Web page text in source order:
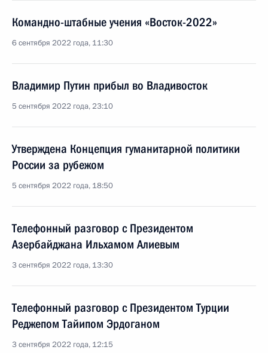
Командно-штабные учения «Восток-2022»
6 сентября 2022 года, 11:30
Владимир Путин прибыл во Владивосток
5 сентября 2022 года, 23:10
Утверждена Концепция гуманитарной политики
России за рубежом
5 сентября 2022 года, 18:50
Телефонный разговор с Президентом
Азербайджана Ильхамом Алиевым
3 сентября 2022 года, 13:30
Телефонный разговор с Президентом Турции
Реджепом Тайипом Эрдоганом
3 сентября 2022 года, 12:15